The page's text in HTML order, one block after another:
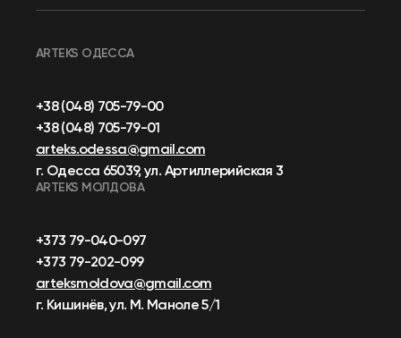
ARTEKS ОДЕССА
+38 (048) 705-79-00
+38 (048) 705-79-01
arteks.odessa@gmail.com
г. Одесса 65039, ул. Артиллерийская 3
ARTEKS МОЛДОВА
+373 79-040-097
+373 79-202-099
arteksmoldova@gmail.com
г. Кишинёв, ул. М. Маноле 5/1